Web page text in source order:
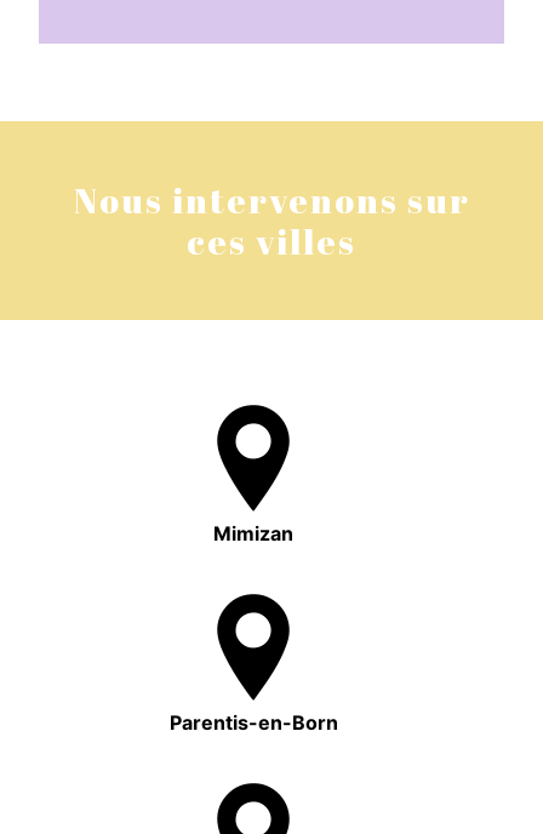
Nous intervenons sur
ces villes
Mimizan
Parentis-en-Born